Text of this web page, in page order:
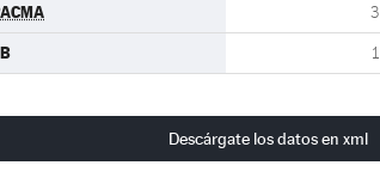
3
1
Descárgate los datos en xml